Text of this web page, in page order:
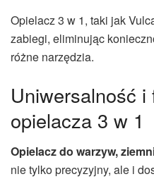
Opielacz 3 w 1, taki jak
zabiegi, eliminując
różne narzędzia.
Uniwersalność
opielacza 3 w 1
Opielacz do warzyw,
nie tylko precyzyjny, ale i